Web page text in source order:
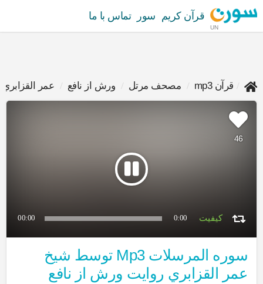
UN
قرآن کریم سور تماس با ما
قرآن mp3 مصحف مرتل ورش از نافع عمر القزابري
46
00:00 0:00
سوره المرسلات Mp3 توسط شیخ
عمر القزابري روایت ورش از نافع